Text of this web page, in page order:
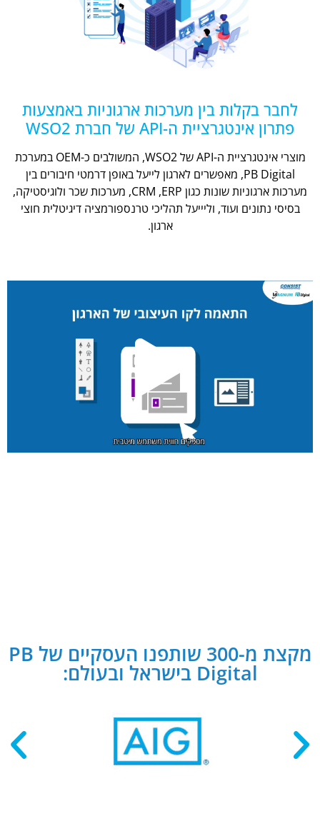
לחבר בקלות בין מערכות ארגוניות באמצעות
פתרון אינטגרציית ה-API של חברת WSO2
מוצרי אינטגרציית ה-API של WSO2, המשולבים כ-OEM במערכת
PB Digital, מאפשרים לארגון לייעל באופן דרמטי חיבורים בין
מערכות ארגוניות שונות כגון CRM ,ERP, מערכות שכר ולוגיסטיקה,
בסיסי נתונים ועוד, וליייעל תהליכי טרנספורמציה דיגיטלית חוצי
ארגון.
מקצת מ-300 שותפנו העסקיים של PB
Digital בישראל ובעולם: